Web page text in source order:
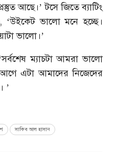
আছে।’ টসে জিতে ব্যাটিং
‘উইকেট ভালো মনে হচ্ছে।
ভালো।’
ম্যাচটা আমরা ভালো
এটা আমাদের নিজেদের
’
সাকিব আল হাসান